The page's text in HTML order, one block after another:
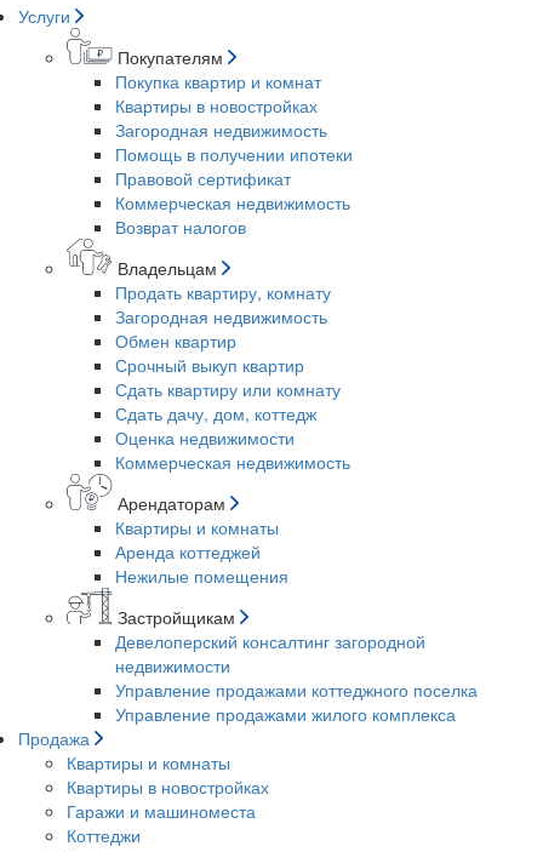
Услуги
Покупателям
Покупка квартир и комнат
Квартиры в новостройках
Загородная недвижимость
Помощь в получении ипотеки
Правовой сертификат
Коммерческая недвижимость
Возврат налогов
Владельцам
Продать квартиру, комнату
Загородная недвижимость
Обмен квартир
Срочный выкуп квартир
Сдать квартиру или комнату
Сдать дачу, дом, коттедж
Оценка недвижимости
Коммерческая недвижимость
Арендаторам
Квартиры и комнаты
Аренда коттеджей
Нежилые помещения
Застройщикам
Девелоперский консалтинг загородной
недвижимости
Управление продажами коттеджного поселка
Управление продажами жилого комплекса
Продажа
Квартиры и комнаты
Квартиры в новостройках
Гаражи и машиноместа
Коттеджи